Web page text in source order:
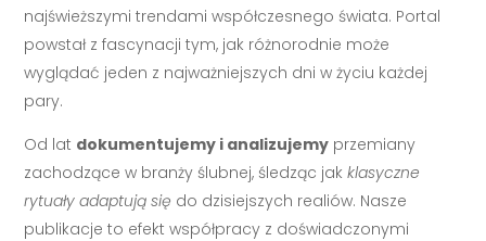
najświeższymi trendami współczesnego świata. Portal
powstał z fascynacji tym, jak różnorodnie może
wyglądać jeden z najważniejszych dni w życiu każdej
pary.
Od lat dokumentujemy i analizujemy przemiany
zachodzące w branży ślubnej, śledząc jakklasyczne
rytuały adaptują się do dzisiejszych realiów. Nasze
publikacje to efekt współpracy z doświadczonymi